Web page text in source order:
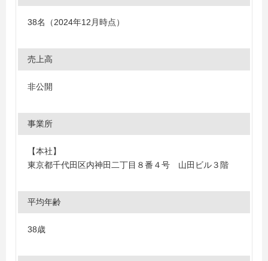
38名（2024年12月時点）
売上高
非公開
事業所
【本社】
東京都千代田区内神田二丁目８番４号 山田ビル３階
平均年齢
38歳